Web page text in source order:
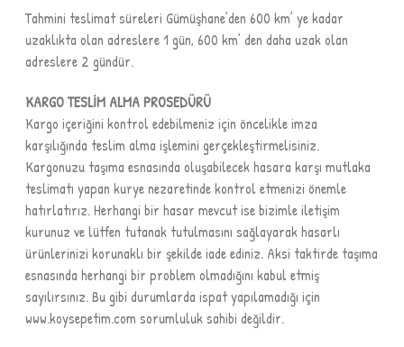
Tahmini teslimat süreleri Gümüşhane’den 600 km’ ye kadar
uzaklıkta olan adreslere 1 gün, 600 km’ den daha uzak olan
adreslere 2 gündür.
KARGO TESLİM ALMA PROSEDÜRÜ
Kargo içeriğini kontrol edebilmeniz için öncelikle imza
karşılığında teslim alma işlemini gerçekleştirmelisiniz.
Kargonuzu taşıma esnasında oluşabilecek hasara karşı mutlaka
teslimatı yapan kurye nezaretinde kontrol etmenizi önemle
hatırlatırız. Herhangi bir hasar mevcut ise bizimle iletişim
kurunuz ve lütfen tutanak tutulmasını sağlayarak hasarlı
ürünlerinizi korunaklı bir şekilde iade ediniz. Aksi taktirde taşıma
esnasında herhangi bir problem olmadığını kabul etmiş
sayılırsınız. Bu gibi durumlarda ispat yapılamadığı için
www.koysepetim.com sorumluluk sahibi değildir.